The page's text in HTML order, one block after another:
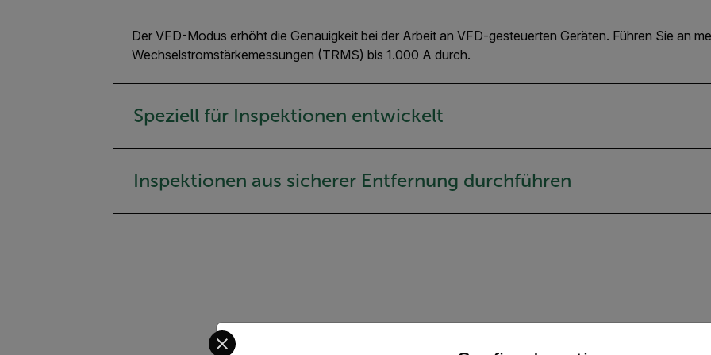
Der VFD-Modus erhöht die Genauigkeit bei der Arbeit an VFD-gesteuerten Geräten. Führen Sie an
Wechselstromstärkemessungen (TRMS) bis 1.000 A durch.
Speziell für Inspektionen entwickelt
Inspektionen aus sicherer Entfernung durchführen
Select your preferred country and language from the options below to access the